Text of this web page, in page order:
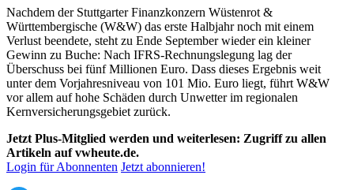
Nachdem der Stuttgarter Finanzkonzern Wüstenrot &
Württembergische (W&W) das erste Halbjahr noch mit einem
Verlust beendete, steht zu Ende September wieder ein kleiner
Gewinn zu Buche: Nach IFRS-Rechnungslegung lag der
Überschuss bei fünf Millionen Euro. Dass dieses Ergebnis weit
unter dem Vorjahresniveau von 101 Mio. Euro liegt, führt W&W
vor allem auf hohe Schäden durch Unwetter im regionalen
Kernversicherungsgebiet zurück.
Jetzt Plus-Mitglied werden und weiterlesen: Zugriff zu allen
Artikeln auf vwheute.de.
Login für Abonnenten Jetzt abonnieren!